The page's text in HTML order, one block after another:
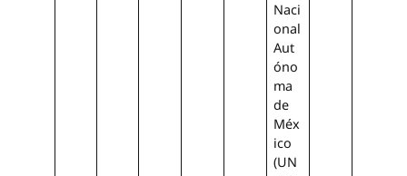
Naci
onal
Aut
óno
ma
de
Méx
ico
(UN